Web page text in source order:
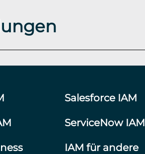
Salesforce IAM
ServiceNow IAM
IAM für andere